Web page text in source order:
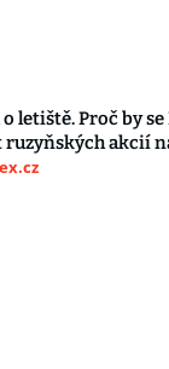
letiště. Proč by
ruzyňských akcií